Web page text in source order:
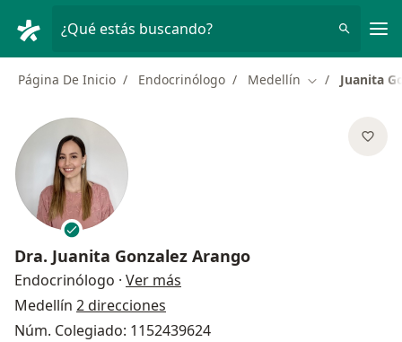
¿Qué estás buscando?
Página De Inicio Endocrinólogo Medellín Cambiar de
Juanita
Dra. Juanita Gonzalez Arango
Endocrinólogo · Ver más
Medellín 2 direcciones
Núm. Colegiado: 1152439624